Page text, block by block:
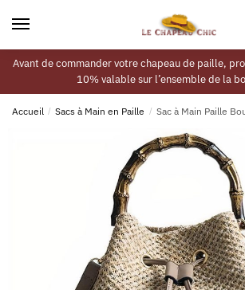
Avant de commander votre chapeau de paille,
10% valable sur l’ensemble de la
Accueil / Sacs à Main en Paille / Sac à Main Paille